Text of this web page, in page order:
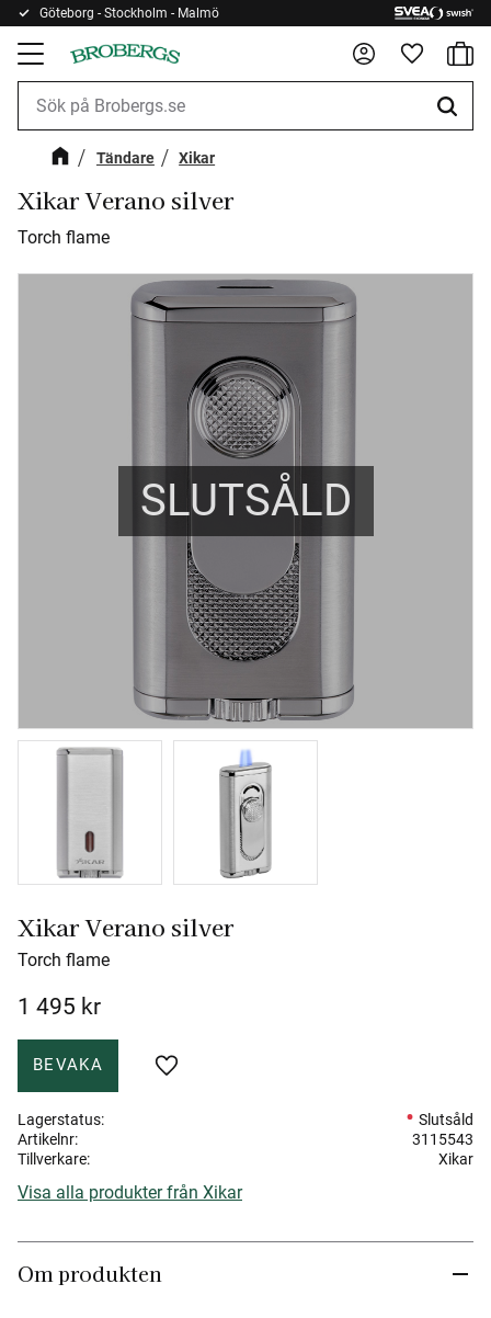
Meny
Göteborg - Stockholm - Malmö
Tändare Xikar
Xikar Verano silver
Torch flame
SLUTSÅLD
Xikar Verano silver
Torch flame
1 495 kr
Lägg till i favoriter
BEVAKA
Lagerstatus
Slutsåld
Artikelnr
3115543
Tillverkare
Xikar
Visa alla produkter från Xikar
Om produkten